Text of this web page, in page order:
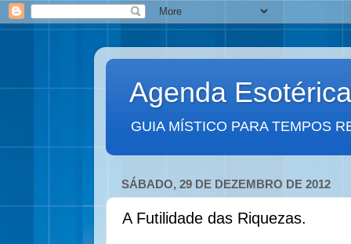
Agenda Esotérica
GUIA MÍSTICO PARA TEMPOS
SÁBADO, 29 DE DEZEMBRO DE 2012
A Futilidade das Riquezas.